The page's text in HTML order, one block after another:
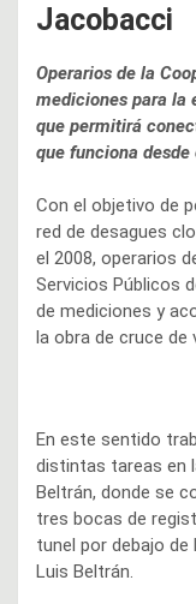
Jacobacci
Operarios de la
mediciones para la
que permitirá
que funciona desde
Con el objetivo de
red de desagues
el 2008, operarios
Servicios Públicos
de mediciones y
la obra de cruce de
En este sentido
distintas tareas en
Beltrán, donde se
tres bocas de
tunel por debajo de
Luis Beltrán.